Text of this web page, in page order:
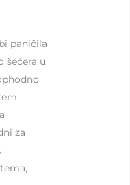
paničila
šećera u
za